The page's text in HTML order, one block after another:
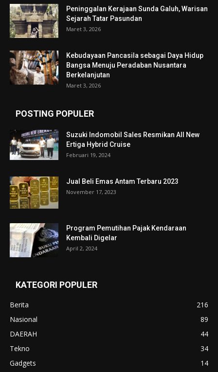
Peninggalan Kerajaan Sunda Galuh, Warisan
Sejarah Tatar Pasundan
Maret 3, 2026
Kebudayaan Pancasila sebagai Daya Hidup
Bangsa Menuju Peradaban Nusantara
Berkelanjutan
Maret 3, 2026
POSTING POPULER
Suzuki Indomobil Sales Resmikan All New
Ertiga Hybrid Cruise
Februari 19, 2024
Jual Beli Emas Antam Terbaru 2023
November 17, 2023
Program Pemutihan Pajak Kendaraan
Kembali Digelar
April 2, 2024
KATEGORI POPULER
Berita
216
Nasional
89
DAERAH
44
Tekno
34
Gadgets
14